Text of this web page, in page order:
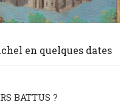
en quelques dates
BATTUS ?